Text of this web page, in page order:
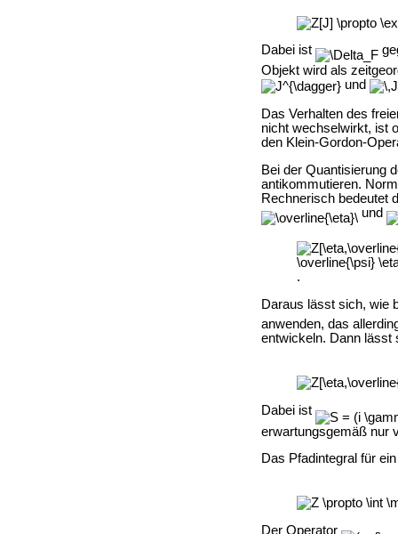
Dabei ist
Objekt wird als
und
Das Verhalten des
nicht wechselwirkt, ist
den Klein-Gordon-
Bei der Quantisierung
antikommutieren.
Rechnerisch bedeutet
und
.
Daraus lässt sich, wie
anwenden, das
entwickeln. Dann lässt
Dabei ist
erwartungsgemäß nur
Das Pfadintegral für
Der Operator